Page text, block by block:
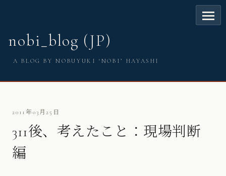
nobi_blog (JP)
A BLOG BY NOBUYUKI ‘NOBI’ HAYASHI
2011年03月25日
311後、考えたこと：現場判断
編